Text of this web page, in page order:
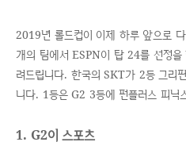
2019년 롤드컵이 이제 하루 앞으로
개의 팀에서 ESPN이 탑 24를 선정
려드립니다. 한국의 SKT가 2등 그리
니다. 1등은 G2 3등에 펀플러스 피닉
1. G2이 스포츠